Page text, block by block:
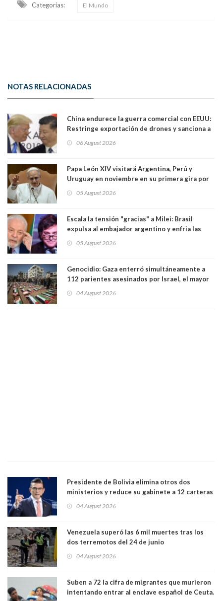
Categorias: El Mundo
NOTAS RELACIONADAS
China endurece la guerra comercial con EEUU:
Restringe exportación de drones y sanciona a
06 August 2026
Papa León XIV visitará Argentina, Perú y
Uruguay en noviembre en su primera gira por
05 August 2026
Escala la tensión "gracias" a Milei: Brasil
expulsa al embajador argentino y enfria las
trasandino
05 August 2026
Genocidio: Gaza enterró simultáneamente a
112 parientes asesinados por Israel, el mayor
muertos figuran 44 niños y nueve ancianos
04 August 2026
Presidente de Bolivia elimina otros dos
ministerios y reduce su gabinete a 12 carteras
04 August 2026
Venezuela superó las 6 mil muertes tras los
dos terremotos del 24 de junio
04 August 2026
Suben a 72 la cifra de migrantes que murieron
intentando entrar al enclave español de Ceuta.